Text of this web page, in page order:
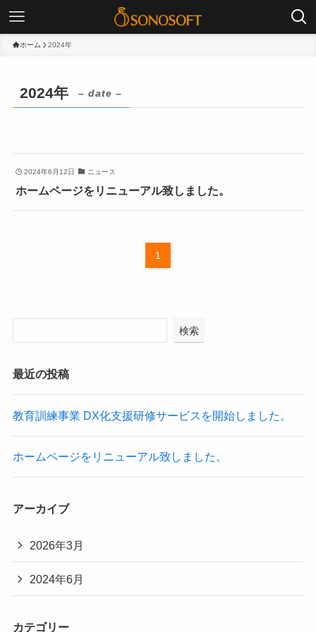
ホーム 2024年
2024年 – date –
2024年6月12日 ニュース
ホームページをリニューアル致しました。
1
検索
最近の投稿
教育訓練事業 DX化支援研修サービスを開始しました。
ホームページをリニューアル致しました。
アーカイブ
2026年3月
2024年6月
カテゴリー